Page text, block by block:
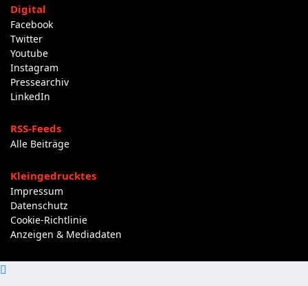
Digital
Facebook
Twitter
Youtube
Instagram
Pressearchiv
LinkedIn
RSS-Feeds
Alle Beiträge
Kleingedrucktes
Impressum
Datenschutz
Cookie-Richtlinie
Anzeigen & Mediadaten